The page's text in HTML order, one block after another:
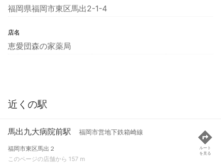
福岡県福岡市東区馬出2-1-4
店名
恵愛団森の家薬局
近くの駅
馬出九大病院前駅 福岡市営地下鉄箱崎線
福岡市東区馬出２
このページの店舗から 157 m
ルート
を見る